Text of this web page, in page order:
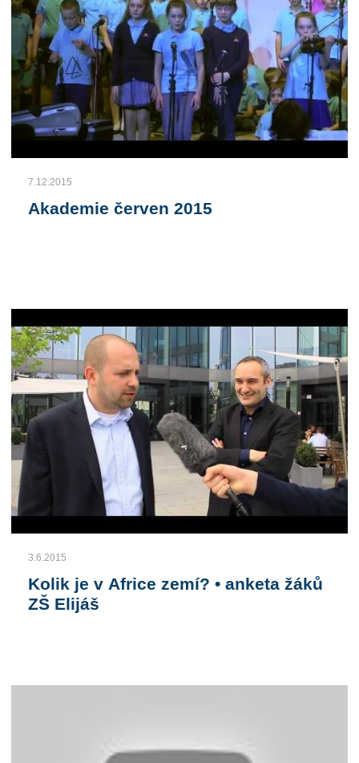
7.12.2015
Akademie červen 2015
3.6.2015
Kolik je v Africe zemí? • anketa žáků
ZŠ Elijáš